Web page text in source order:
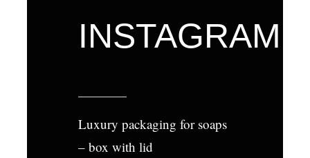
INSTAGRAM
Luxury packaging for soaps
– box with lid